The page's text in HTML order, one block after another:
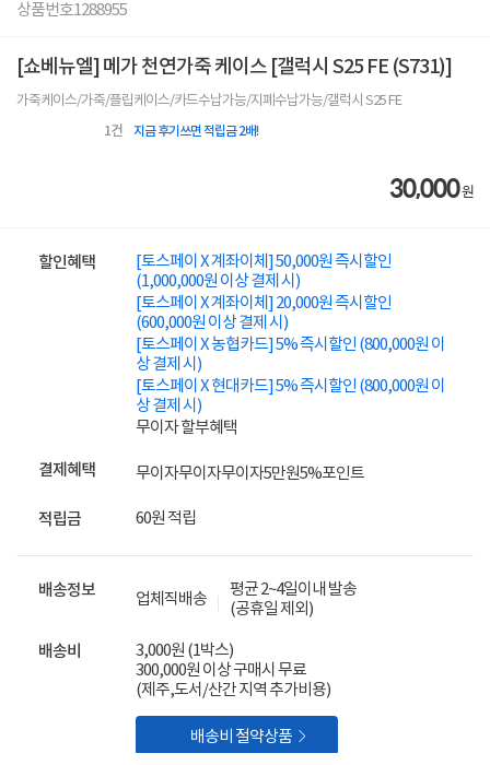
상품번호1288955
[쇼베뉴엘] 메가 천연가죽 케이스 [갤럭시 S25 FE (S731)]
가죽케이스/가죽/플립케이스/카드수납가능/지폐수납가능/갤럭시 S25 FE
1건 지금 후기쓰면 적립금 2배!
30,000원
할인혜택
[토스페이 X 계좌이체] 50,000원 즉시할인
(1,000,000원 이상 결제 시)
[토스페이 X 계좌이체] 20,000원 즉시할인
(600,000원 이상 결제 시)
[토스페이 X 농협카드] 5% 즉시할인 (800,000원 이
상 결제 시)
[토스페이 X 현대카드] 5% 즉시할인 (800,000원 이
상 결제 시)
무이자 할부혜택
결제혜택 무이자무이자무이자5만원5%포인트
적립금 60원 적립
배송정보 업체직배송
평균 2~4일이내 발송
(공휴일 제외)
배송비
3,000원 (1박스)
300,000원 이상 구매시 무료
(제주,도서/산간 지역 추가비용)
배송비 절약상품 